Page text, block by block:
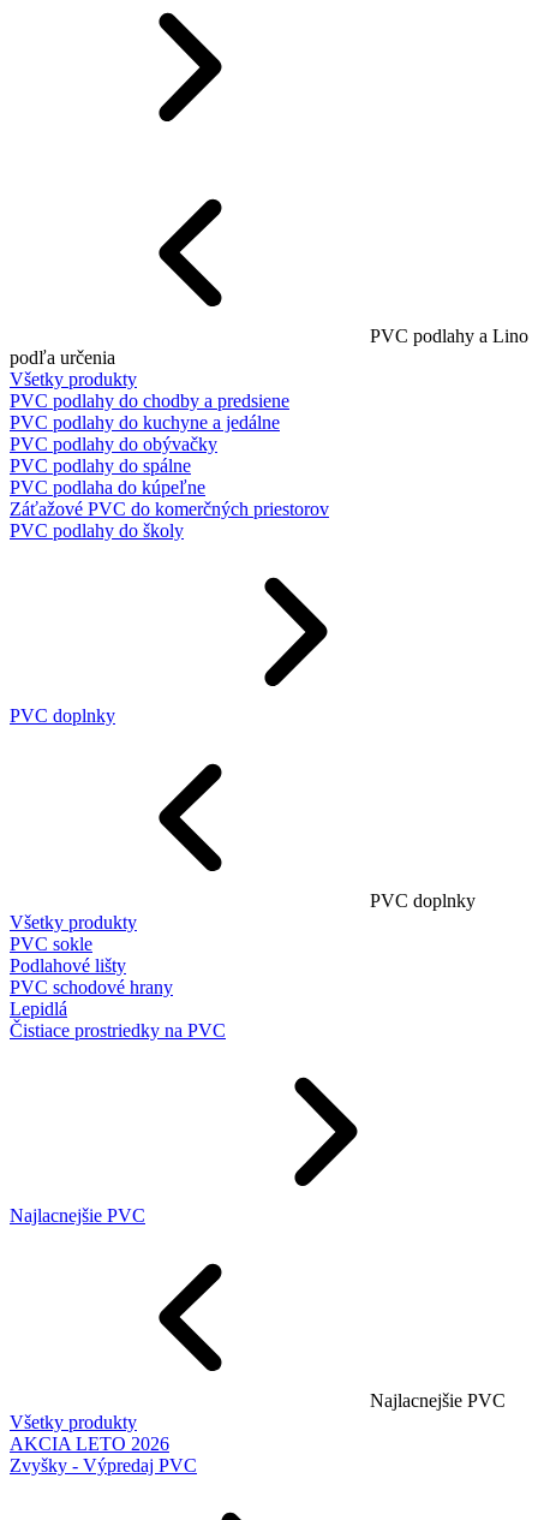
PVC podlahy a Lino
podľa určenia
Všetky produkty
PVC podlahy do chodby a predsiene
PVC podlahy do kuchyne a jedálne
PVC podlahy do obývačky
PVC podlahy do spálne
PVC podlaha do kúpeľne
Záťažové PVC do komerčných priestorov
PVC podlahy do školy
PVC doplnky
PVC doplnky
Všetky produkty
PVC sokle
Podlahové lišty
PVC schodové hrany
Lepidlá
Čistiace prostriedky na PVC
Najlacnejšie PVC
Najlacnejšie PVC
Všetky produkty
AKCIA LETO 2026
Zvyšky - Výpredaj PVC